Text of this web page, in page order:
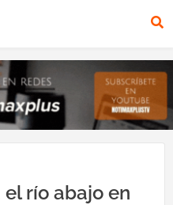
río abajo en